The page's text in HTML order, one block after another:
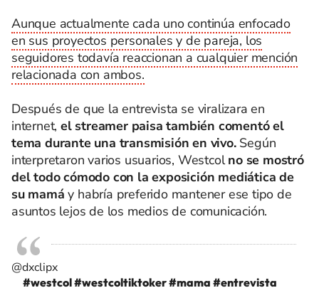
Aunque actualmente cada uno continúa enfocado
en sus proyectos personales y de pareja, los
seguidores todavía reaccionan a cualquier mención
relacionada con ambos.
Después de que la entrevista se viralizara en
internet, el streamer paisa también comentó el
tema durante una transmisión en vivo. Según
interpretaron varios usuarios, Westcolno se mostró
del todo cómodo con la exposición mediática de
su mamáy habría preferido mantener ese tipo de
asuntos lejos de los medios de comunicación.
@dxclipx
#westcol#westcoltiktoker#mama #entrevista